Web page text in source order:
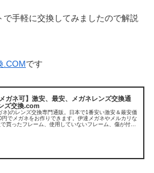
手軽に交換してみましたので解説
.COMです
メガネ可】激安、最安、メガネレンズ交換通
ズ交換.com
ネ)のレンズ交換専門通販。日本で1番安い激安＆最安価
円でメガネをお作りできます。伊達メガネやメルカリな
買ったフレーム、使用していないフレーム、傷が付い